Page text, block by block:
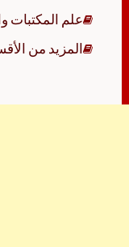
علم المكتبات
المزيد من